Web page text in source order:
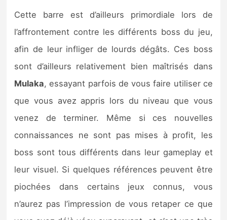
Cette barre est d’ailleurs primordiale lors de
l’affrontement contre les différents boss du jeu,
afin de leur infliger de lourds dégâts. Ces boss
sont d’ailleurs relativement bien maîtrisés dans
Mulaka, essayant parfois de vous faire utiliser ce
que vous avez appris lors du niveau que vous
venez de terminer. Même si ces nouvelles
connaissances ne sont pas mises à profit, les
boss sont tous différents dans leur gameplay et
leur visuel. Si quelques références peuvent être
piochées dans certains jeux connus, vous
n’aurez pas l’impression de vous retaper ce que